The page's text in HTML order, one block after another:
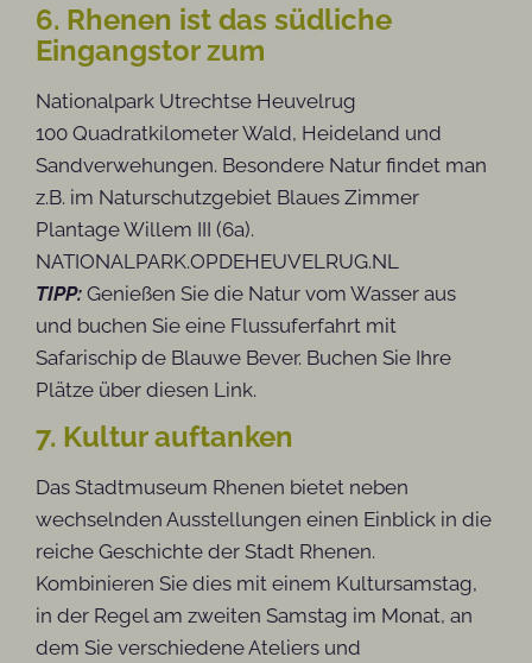
6. Rhenen ist das südliche
Eingangstor zum
Nationalpark Utrechtse Heuvelrug
100 Quadratkilometer Wald, Heideland und
Sandverwehungen. Besondere Natur findet man
z.B. im Naturschutzgebiet Blaues Zimmer
Plantage Willem III (6a).
NATIONALPARK.OPDEHEUVELRUG.NL
TIPP:Genießen Sie die Natur vom Wasser aus
und buchen Sie eine Flussuferfahrt mit
Safarischip de Blauwe Bever. Buchen Sie Ihre
Plätze über diesen Link.
7. Kultur auftanken
Das Stadtmuseum Rhenen bietet neben
wechselnden Ausstellungen einen Einblick in die
reiche Geschichte der Stadt Rhenen.
Kombinieren Sie dies mit einem Kultursamstag,
in der Regel am zweiten Samstag im Monat, an
dem Sie verschiedene Ateliers und